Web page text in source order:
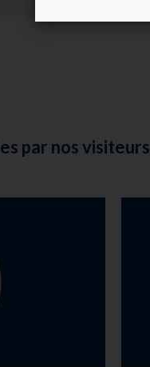
par nos visiteurs